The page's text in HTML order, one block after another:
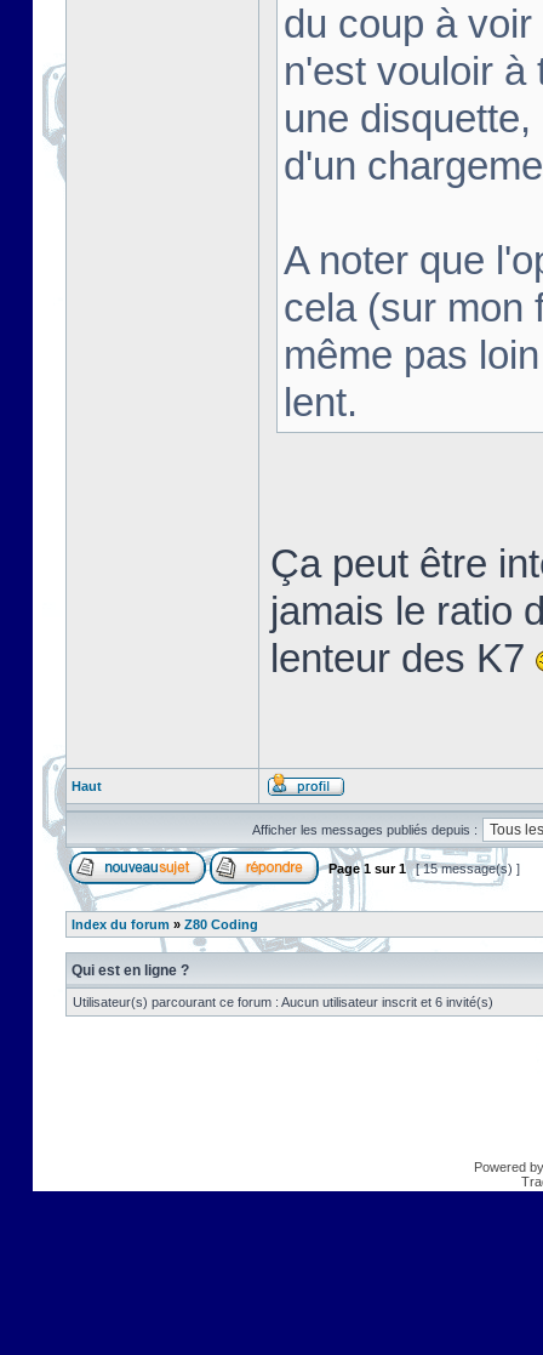
du coup à
n'est vouloir à
une
d'un
A noter que
cela (sur mon
même pas
lent.
Ça peut être
jamais le ratio
lenteur des K7
Haut
Afficher les messages publiés depuis :
Page1 sur1 [ 15 message(s) ]
Index du forum » Z80 Coding
Qui est en ligne ?
Utilisateur(s) parcourant ce forum : Aucun utilisateur inscrit et 6 invité(s)
Powered